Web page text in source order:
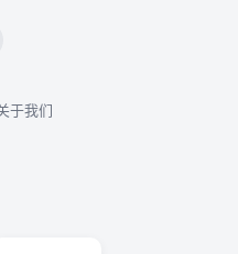
于我们